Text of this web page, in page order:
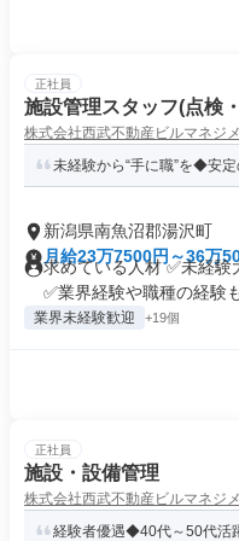
正社員
施設管理スタッフ(点検
株式会社西武不動産ビルマネジ
未経験から“手に職”を◆安
新潟県南魚沼郡湯沢町
月給23万7500円～36万
求めている人材 ✅未経験
✅業界経験や職種の経験も
業界未経験歓迎 +19個
正社員
施設・設備管理
株式会社西武不動産ビルマネジ
経験者優遇◆40代～50代